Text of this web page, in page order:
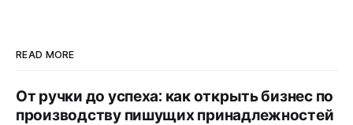
READ MORE
От ручки до успеха: как открыть бизнес по
производству пишущих принадлежностей